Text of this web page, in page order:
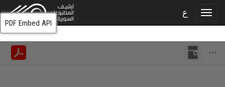
ع
PDF Embed API